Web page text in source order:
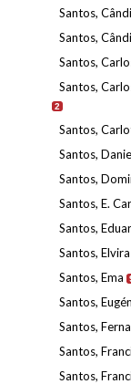
Santos,
Santos,
Santos,
Santos,
2
Santos,
Santos,
Santos,
Santos, E.
Santos,
Santos,
Santos, Ema
Santos,
Santos,
Santos,
Santos,